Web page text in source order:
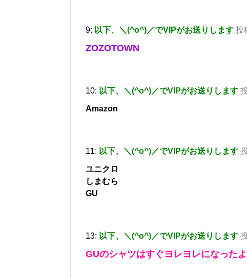
9: 以下、＼(^o^)／でVIPがお送りします 投
ZOZOTOWN
10: 以下、＼(^o^)／でVIPがお送りします
Amazon
11: 以下、＼(^o^)／でVIPがお送りします
ユニクロ
しまむら
GU
13: 以下、＼(^o^)／でVIPがお送りします
GUのシャツはすぐヨレヨレになったよ